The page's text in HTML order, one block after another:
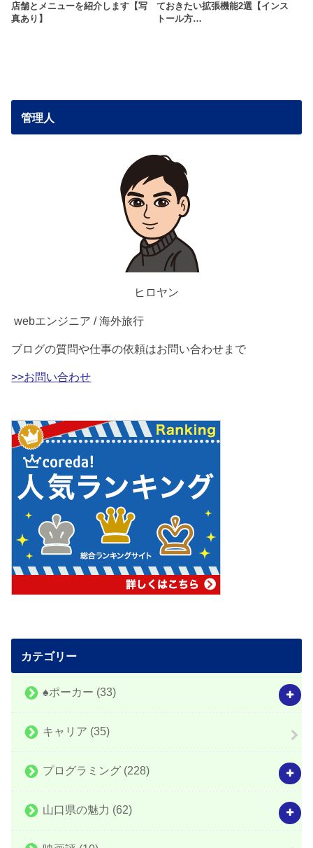
店舗とメニューを紹介します【写
真あり】
ておきたい拡張機能2選【インス
トール方…
管理人
ヒロヤン
webエンジニア / 海外旅行
ブログの質問や仕事の依頼はお問い合わせまで
>>お問い合わせ
カテゴリー
♠️ポーカー (33)
キャリア (35)
プログラミング (228)
山口県の魅力 (62)